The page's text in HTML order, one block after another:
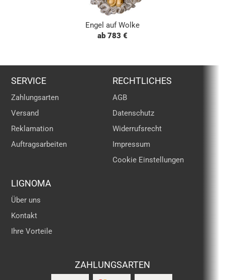
Engel auf Wolke
ab 783 €
SERVICE
Zahlungsarten
Versand
Reklamation
Auftragsarbeiten
RECHTLICHES
AGB
Datenschutz
Widerrufsrecht
Impressum
Cookie Einstellungen
LIGNOMA
Über uns
Kontakt
Ihre Vorteile
ZAHLUNGSARTEN